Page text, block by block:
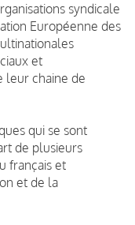
syndicale
Européenne des
et
leur chaine de
qui se sont
de plusieurs
français et
et de la